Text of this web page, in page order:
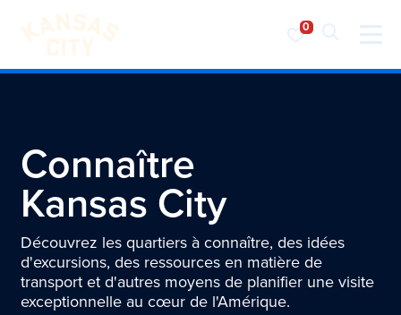
Visiter KC
Connaître
Kansas City
Découvrez les quartiers à connaître, des idées
d'excursions, des ressources en matière de
transport et d'autres moyens de planifier une visite
exceptionnelle au cœur de l'Amérique.